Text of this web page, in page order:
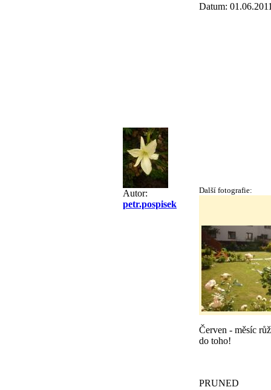
Autor:
petr.pospisek
Datum:
Další fotografie:
Červen - měsíc
do toho!
PRUNED